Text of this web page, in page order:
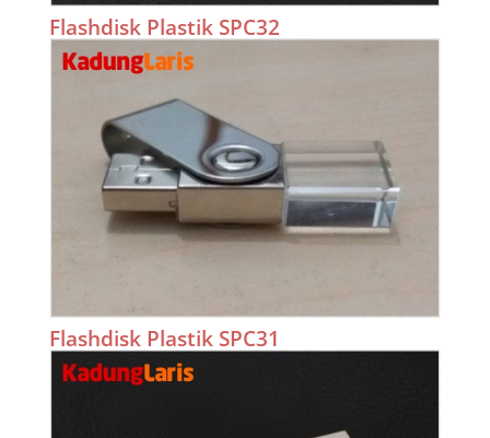
Flashdisk Plastik SPC32
Flashdisk Plastik SPC31